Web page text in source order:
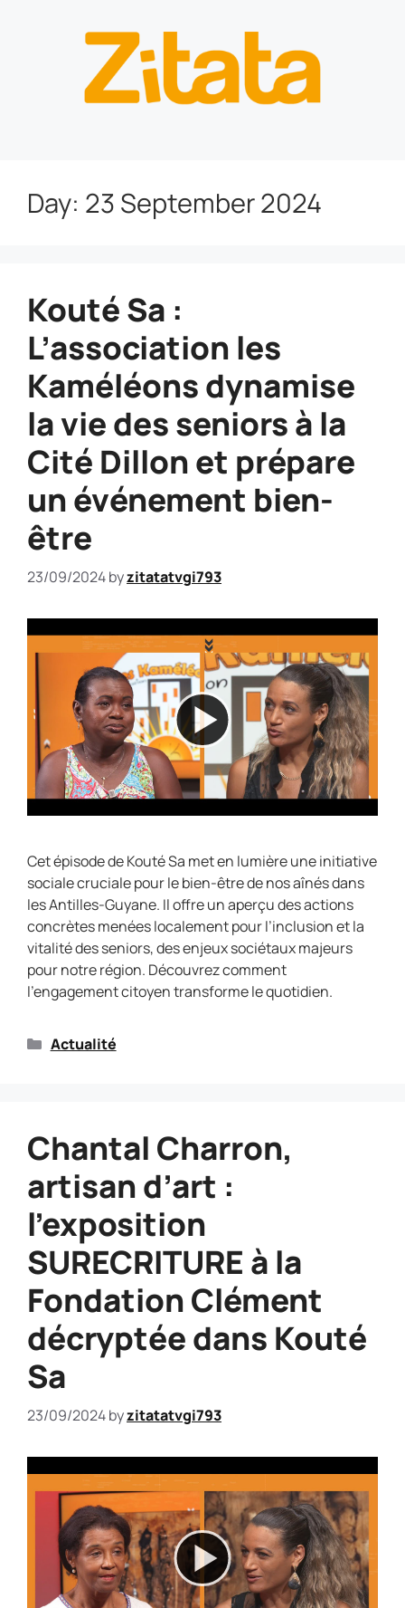
Day: 23 September 2024
Kouté Sa :
L’association les
Kaméléons dynamise
la vie des seniors à la
Cité Dillon et prépare
un événement bien-
être
23/09/2024byzitatatvgi793
Cet épisode de Kouté Sa met en lumière une initiative
sociale cruciale pour le bien-être de nos aînés dans
les Antilles-Guyane. Il offre un aperçu des actions
concrètes menées localement pour l’inclusion et la
vitalité des seniors, des enjeux sociétaux majeurs
pour notre région. Découvrez comment
l’engagement citoyen transforme le quotidien.
Actualité
Chantal Charron,
artisan d’art :
l’exposition
SURECRITURE à la
Fondation Clément
décryptée dans Kouté
Sa
23/09/2024byzitatatvgi793